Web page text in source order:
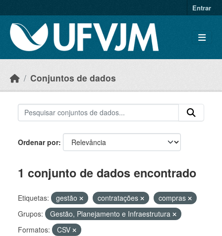
Entrar
Conjuntos de dados
Ordenar por
1 conjunto de dados encontrado
Etiquetas: gestão contratações
compras
Grupos:
Gestão, Planejamento e Infraestrutura
Formatos:
CSV